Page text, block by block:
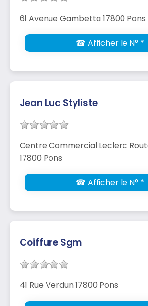
61 Avenue Gambetta 17800 Pons
☎ Afficher le N° *
Jean Luc Styliste
Centre Commercial Leclerc
17800 Pons
☎ Afficher le N° *
Coiffure Sgm
41 Rue Verdun 17800 Pons